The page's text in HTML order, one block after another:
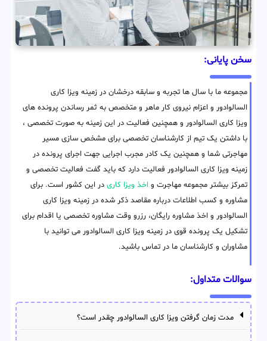
سخن پایانی:
مجموعه ما با سال ها تجربه و سابقه درخشان در زمینه ویزا کاری
السالوادور و اعزام نیروی کار ماهر و متخصص به ثمر رساندن پرونده های
ویزا کاری السالوادور و همچنین فعالیت در این زمینه به صورت تخصصی ،
با داشتن یک تیم از کارشناسان تخصصی برای مشخص سازی مسیر
مهاجرتی شما و همچنین یک کادر مجرب اجرایی جهت اجرای پرونده در
زمینه ویزا کاری السالوادور فعالیت دارد که باید گفت فعالیت تخصصی و
تمرکز بیشتر مجموعه مهاجرت و اخذ ویزا کاری در این کشور است. برای
مشاوره و کسب اطلاعات درباره مقاصد ذکر شده در زمینه ویزا کاری
السالوادور و اخذ مشاوره رایگان، رزرو وقت مشاوره تخصصی یا اقدام برای
تشکیل یک پرونده قوی در زمینه ویزا کاری السالوادور می توانید با
مشاوران و کارشناسان ما در تماس باشید.
سوالات متداول:
مدت زمان گرفتن ویزا کاری السالوادور چقدر است؟